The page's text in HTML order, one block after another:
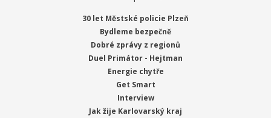
30 let Městské policie Plzeň
Bydleme bezpečně
Dobré zprávy z regionů
Duel Primátor - Hejtman
Energie chytře
Get Smart
Interview
Jak žije Karlovarský kraj